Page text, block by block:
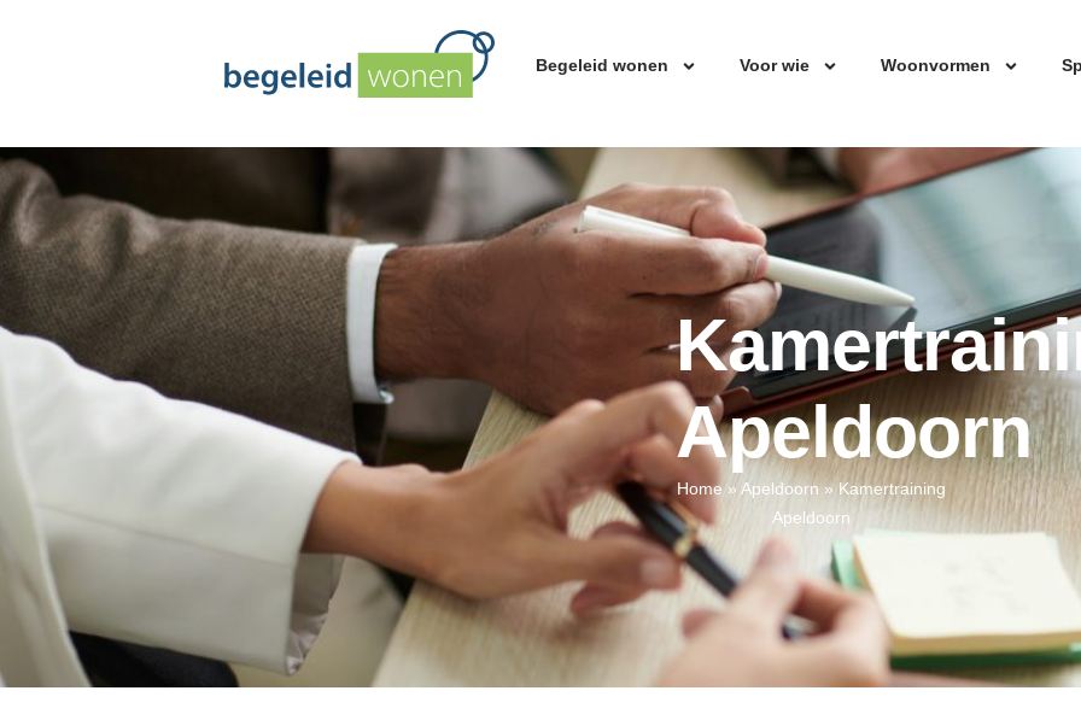
Begeleid wonen Voor wie Woonvormen
Apeldoorn
Home » Apeldoorn » Kamertraining
Apeldoorn